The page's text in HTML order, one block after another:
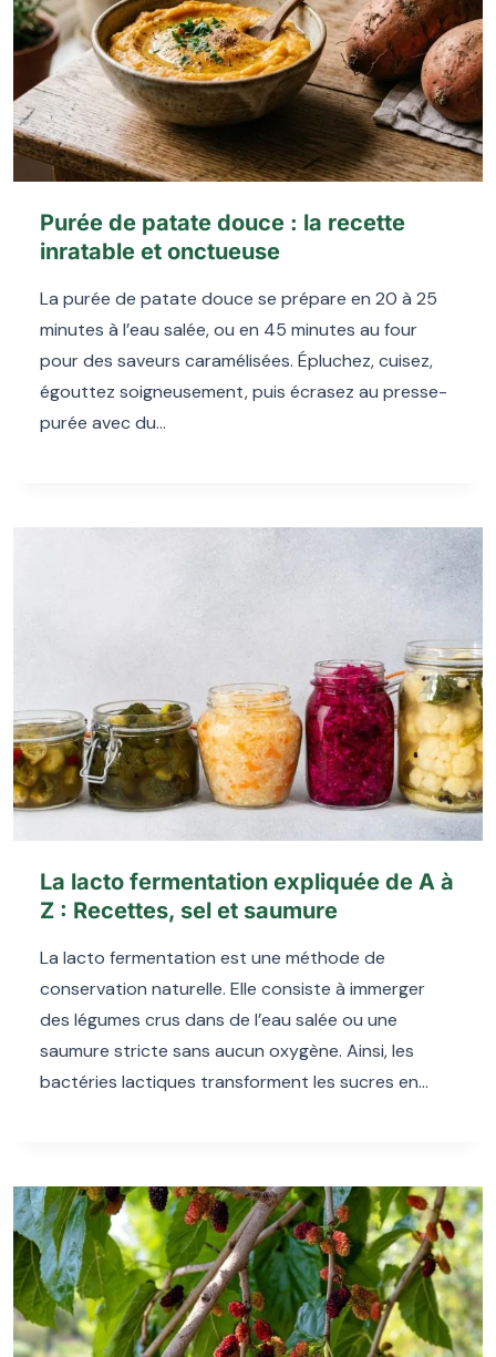
Purée de patate douce : la recette
inratable et onctueuse
La purée de patate douce se prépare en 20 à 25
minutes à l’eau salée, ou en 45 minutes au four
pour des saveurs caramélisées. Épluchez, cuisez,
égouttez soigneusement, puis écrasez au presse-
purée avec du…
La lacto fermentation expliquée de A à
Z : Recettes, sel et saumure
La lacto fermentation est une méthode de
conservation naturelle. Elle consiste à immerger
des légumes crus dans de l’eau salée ou une
saumure stricte sans aucun oxygène. Ainsi, les
bactéries lactiques transforment les sucres en…